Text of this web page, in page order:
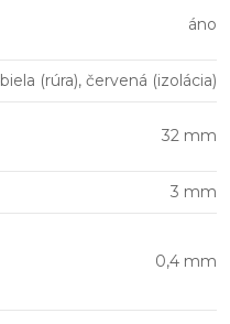
áno
biela (rúra), červená (izolácia)
32 mm
3 mm
0,4 mm